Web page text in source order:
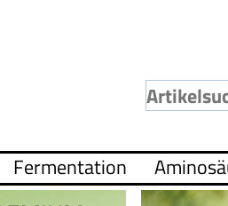
Fermentation